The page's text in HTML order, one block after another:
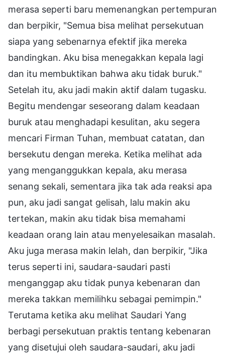
merasa seperti baru memenangkan pertempuran
dan berpikir, "Semua bisa melihat persekutuan
siapa yang sebenarnya efektif jika mereka
bandingkan. Aku bisa menegakkan kepala lagi
dan itu membuktikan bahwa aku tidak buruk."
Setelah itu, aku jadi makin aktif dalam tugasku.
Begitu mendengar seseorang dalam keadaan
buruk atau menghadapi kesulitan, aku segera
mencari Firman Tuhan, membuat catatan, dan
bersekutu dengan mereka. Ketika melihat ada
yang menganggukkan kepala, aku merasa
senang sekali, sementara jika tak ada reaksi apa
pun, aku jadi sangat gelisah, lalu makin aku
tertekan, makin aku tidak bisa memahami
keadaan orang lain atau menyelesaikan masalah.
Aku juga merasa makin lelah, dan berpikir, "Jika
terus seperti ini, saudara-saudari pasti
menganggap aku tidak punya kebenaran dan
mereka takkan memilihku sebagai pemimpin."
Terutama ketika aku melihat Saudari Yang
berbagi persekutuan praktis tentang kebenaran
yang disetujui oleh saudara-saudari, aku jadi